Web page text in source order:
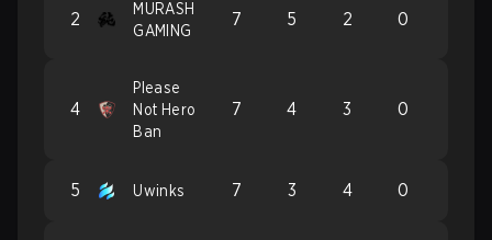
2
MURASH
GAMING
7 5 2 0
4
Please
Not Hero
Ban
7 4 3 0
5 Uwinks 7 3 4 0